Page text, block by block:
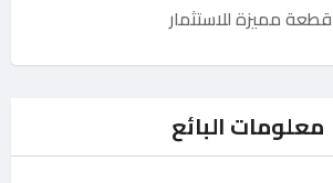
مميزة للاستثمار
معلومات البائع